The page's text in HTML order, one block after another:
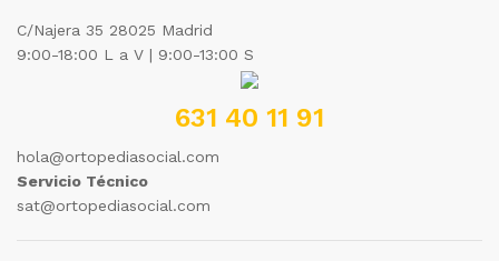
C/Najera 35 28025 Madrid
9:00-18:00 L a V | 9:00-13:00 S
631 40 11 91
hola@ortopediasocial.com
Servicio Técnico
sat@ortopediasocial.com